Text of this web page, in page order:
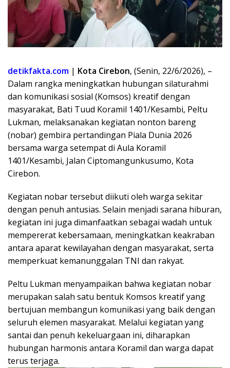
detikfakta.com | Kota Cirebon, (Senin, 22/6/2026), –
Dalam rangka meningkatkan hubungan silaturahmi
dan komunikasi sosial (Komsos) kreatif dengan
masyarakat, Bati Tuud Koramil 1401/Kesambi, Peltu
Lukman, melaksanakan kegiatan nonton bareng
(nobar) gembira pertandingan Piala Dunia 2026
bersama warga setempat di Aula Koramil
1401/Kesambi, Jalan Ciptomangunkusumo, Kota
Cirebon.
Kegiatan nobar tersebut diikuti oleh warga sekitar
dengan penuh antusias. Selain menjadi sarana hiburan,
kegiatan ini juga dimanfaatkan sebagai wadah untuk
mempererat kebersamaan, meningkatkan keakraban
antara aparat kewilayahan dengan masyarakat, serta
memperkuat kemanunggalan TNI dan rakyat.
Peltu Lukman menyampaikan bahwa kegiatan nobar
merupakan salah satu bentuk Komsos kreatif yang
bertujuan membangun komunikasi yang baik dengan
seluruh elemen masyarakat. Melalui kegiatan yang
santai dan penuh kekeluargaan ini, diharapkan
hubungan harmonis antara Koramil dan warga dapat
terus terjaga.